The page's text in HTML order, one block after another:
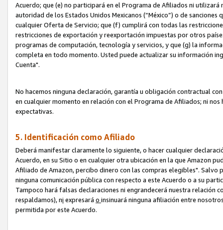
Acuerdo; que (e) no participará en el Programa de Afiliados ni
autoridad de los Estados Unidos Mexicanos (“México”) o de
cualquier Oferta de Servicio; que (f) cumplirá con todas las
restricciones de exportación y reexportación impuestas por otros
programas de computación, tecnología y servicios, y que (g) la
completa en todo momento. Usted puede actualizar su información
Cuenta".
No hacemos ninguna declaración, garantía u obligación contractual
en cualquier momento en relación con el Programa de Afiliados; ni
expectativas.
5. Identificación como Afiliado
Deberá manifestar claramente lo siguiente, o hacer cualquier
Acuerdo, en su Sitio o en cualquier otra ubicación en la que Amazon
Afiliado de Amazon, percibo dinero con las compras elegibles". Salvo
ninguna comunicación pública con respecto a este Acuerdo o a su
Tampoco hará falsas declaraciones ni engrandecerá nuestra relación
respaldamos), ni expresará o insinuará ninguna afiliación entre
permitida por este Acuerdo.